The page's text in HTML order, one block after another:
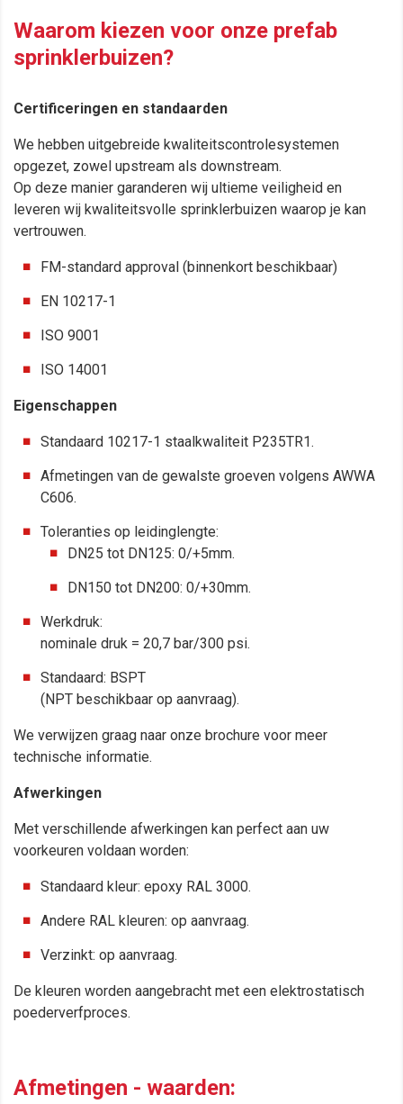
Waarom kiezen voor onze prefab
sprinklerbuizen?
Certificeringen en standaarden
We hebben uitgebreide kwaliteitscontrolesystemen
opgezet, zowel upstream als downstream.
Op deze manier garanderen wij ultieme veiligheid en
leveren wij kwaliteitsvolle sprinklerbuizen waarop je kan
vertrouwen.
FM-standard approval (binnenkort beschikbaar)
EN 10217-1
ISO 9001
ISO 14001
Eigenschappen
Standaard 10217-1 staalkwaliteit P235TR1.
Afmetingen van de gewalste groeven volgens AWWA
C606.
Toleranties op leidinglengte:
DN25 tot DN125: 0/+5mm.
DN150 tot DN200: 0/+30mm.
Werkdruk:
nominale druk = 20,7 bar/300 psi.
Standaard: BSPT
(NPT beschikbaar op aanvraag).
We verwijzen graag naar onze brochure voor meer
technische informatie.
Afwerkingen
Met verschillende afwerkingen kan perfect aan uw
voorkeuren voldaan worden:
Standaard kleur: epoxy RAL 3000.
Andere RAL kleuren: op aanvraag.
Verzinkt: op aanvraag.
De kleuren worden aangebracht met een elektrostatisch
poederverfproces.
Afmetingen - waarden: